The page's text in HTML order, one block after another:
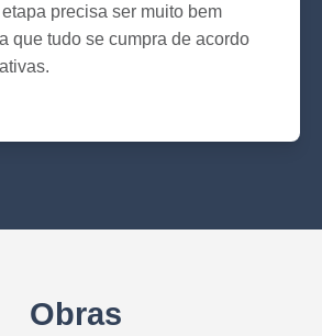
precisa ser muito bem
que tudo se cumpra de acordo
Obras